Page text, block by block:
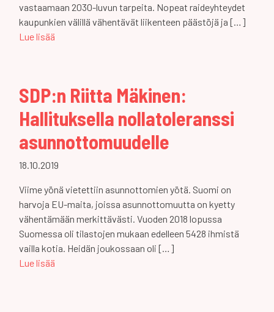
vastaamaan 2030-luvun tarpeita. Nopeat raideyhteydet
kaupunkien välillä vähentävät liikenteen päästöjä ja […]
Lue lisää
SDP:n Riitta Mäkinen:
Hallituksella nollatoleranssi
asunnottomuudelle
18.10.2019
Viime yönä vietettiin asunnottomien yötä. Suomi on
harvoja EU-maita, joissa asunnottomuutta on kyetty
vähentämään merkittävästi. Vuoden 2018 lopussa
Suomessa oli tilastojen mukaan edelleen 5428 ihmistä
vailla kotia. Heidän joukossaan oli […]
Lue lisää